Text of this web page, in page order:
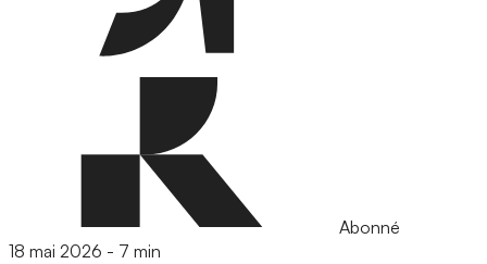
Abonné
18 mai 2026 - 7 min